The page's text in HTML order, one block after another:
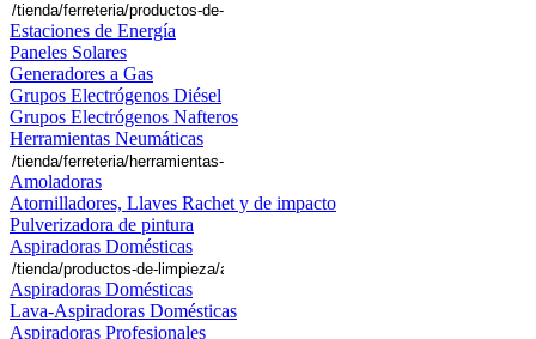
Estaciones de Energía
Paneles Solares
Generadores a Gas
Grupos Electrógenos Diésel
Grupos Electrógenos Nafteros
Herramientas Neumáticas
Amoladoras
Atornilladores, Llaves Rachet y de impacto
Pulverizadora de pintura
Aspiradoras Domésticas
Aspiradoras Domésticas
Lava-Aspiradoras Domésticas
Aspiradoras Profesionales